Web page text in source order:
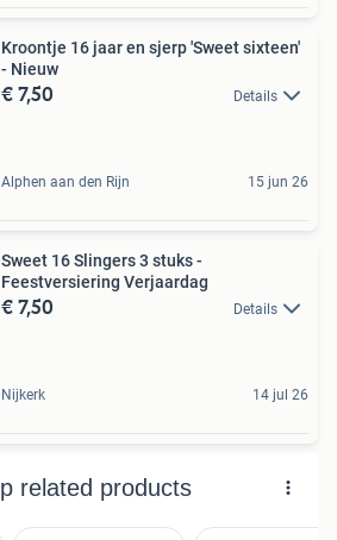
Kroontje 16 jaar en sjerp 'Sweet sixteen'
- Nieuw
€ 7,50 Details
Alphen aan den Rijn 15 jun 26
Sweet 16 Slingers 3 stuks -
Feestversiering Verjaardag
€ 7,50 Details
Nijkerk 14 jul 26